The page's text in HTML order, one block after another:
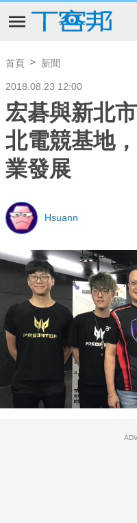
首頁 新聞
2018.08.23 12:00
宏碁與新北
北電競基地
業發展
Hsuann